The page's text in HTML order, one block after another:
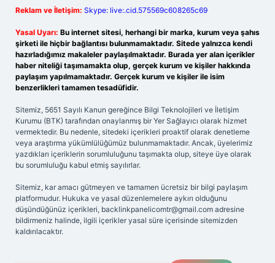
Reklam ve İletişim: Skype: live:.cid.575569c608265c69
Yasal Uyarı: Bu internet sitesi, herhangi bir marka, kurum veya şahıs
şirketi ile hiçbir bağlantısı bulunmamaktadır. Sitede yalnızca kendi
hazırladığımız makaleler paylaşılmaktadır. Burada yer alan içerikler
haber niteliği taşımamakta olup, gerçek kurum ve kişiler hakkında
paylaşım yapılmamaktadır. Gerçek kurum ve kişiler ile isim
benzerlikleri tamamen tesadüfidir.
Sitemiz, 5651 Sayılı Kanun gereğince Bilgi Teknolojileri ve İletişim
Kurumu (BTK) tarafından onaylanmış bir Yer Sağlayıcı olarak hizmet
vermektedir. Bu nedenle, sitedeki içerikleri proaktif olarak denetleme
veya araştırma yükümlülüğümüz bulunmamaktadır. Ancak, üyelerimiz
yazdıkları içeriklerin sorumluluğunu taşımakta olup, siteye üye olarak
bu sorumluluğu kabul etmiş sayılırlar.
Sitemiz, kar amacı gütmeyen ve tamamen ücretsiz bir bilgi paylaşım
platformudur. Hukuka ve yasal düzenlemelere aykırı olduğunu
düşündüğünüz içerikleri, backlinkpanelicomtr@gmail.com adresine
bildirmeniz halinde, ilgili içerikler yasal süre içerisinde sitemizden
kaldırılacaktır.